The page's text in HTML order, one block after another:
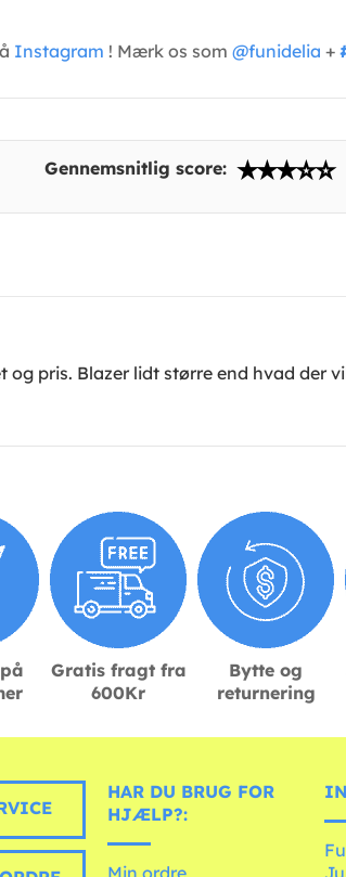
Instagram ! Mærk os som @funidelia +
Gennemsnitlig score:
pris. Blazer lidt større end hvad der
Gratis fragt fra
600Kr
Bytte og
returnering
HAR DU BRUG FOR
HJÆLP?: